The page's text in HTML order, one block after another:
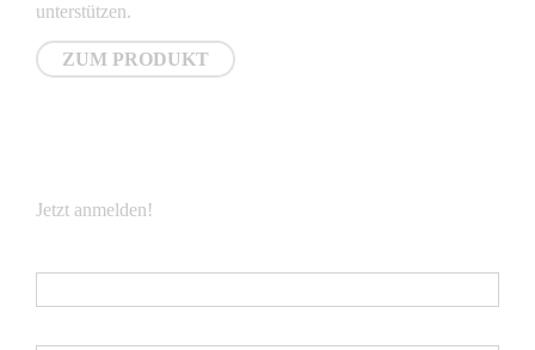
unterstützen.
ZUM PRODUKT
Jetzt anmelden!